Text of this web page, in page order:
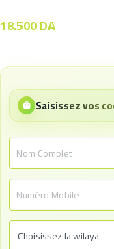
18.500DA
Saisissez vos